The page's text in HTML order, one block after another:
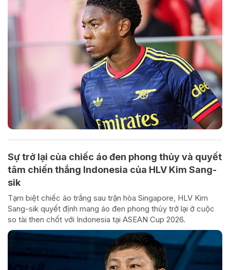
Sự trở lại của chiếc áo đen phong thủy và quyết
tâm chiến thắng Indonesia của HLV Kim Sang-
sik
Tạm biệt chiếc áo trắng sau trận hòa Singapore, HLV Kim
Sang-sik quyết định mang áo đen phong thủy trở lại ở cuộc
so tài then chốt với Indonesia tại ASEAN Cup 2026.